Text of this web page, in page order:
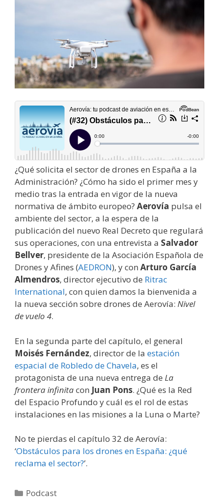
¿Qué solicita el sector de drones en España a la
Administración? ¿Cómo ha sido el primer mes y
medio tras la entrada en vigor de la nueva
normativa de ámbito europeo? Aerovía pulsa el
ambiente del sector, a la espera de la
publicación del nuevo Real Decreto que regulará
sus operaciones, con una entrevista a Salvador
Bellver, presidente de la Asociación Española de
Drones y Afines (AEDRON), y con Arturo García
Almendros, director ejecutivo de Ritrac
International, con quien damos la bienvenida a
la nueva sección sobre drones de Aerovía: Nivel
de vuelo 4.
En la segunda parte del capítulo, el general
Moisés Fernández, director de la estación
espacial de Robledo de Chavela, es el
protagonista de una nueva entrega de La
frontera infinitacon Juan Pons. ¿Qué es la Red
del Espacio Profundo y cuál es el rol de estas
instalaciones en las misiones a la Luna o Marte?
No te pierdas el capítulo 32 de Aerovía:
‘Obstáculos para los drones en España: ¿qué
reclama el sector?’.
Categorías
Podcast